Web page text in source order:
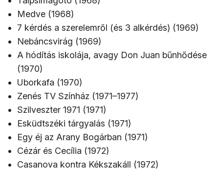
Medve (1968)
7 kérdés a szerelemről (és 3 alkérdés) (1969)
Nebáncsvirág (1969)
A hódítás iskolája, avagy Don Juan bűnhődése
(1970)
Uborkafa (1970)
Zenés TV Színház (1971–1977)
Szilveszter 1971 (1971)
Esküdtszéki tárgyalás (1971)
Egy éj az Arany Bogárban (1971)
Cézár és Cecília (1972)
Casanova kontra Kékszakáll (1972)